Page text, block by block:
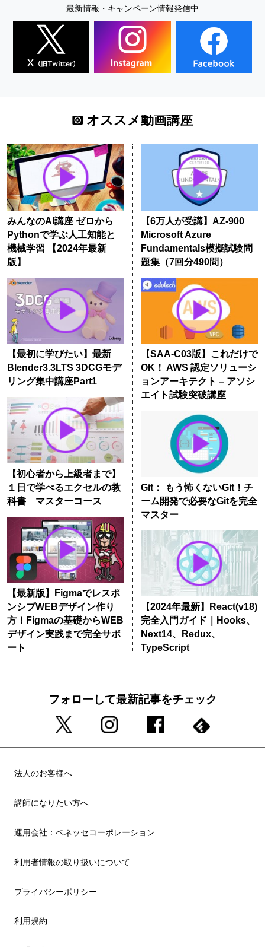
最新情報・キャンペーン情報発信中
オススメ動画講座
みんなのAI講座 ゼロから
Pythonで学ぶ人工知能と
機械学習 【2024年最新
版】
【最初に学びたい】最新
Blender3.3LTS 3DCGモデ
リング集中講座Part1
【初心者から上級者まで】
１日で学べるエクセルの教
科書 マスターコース
【最新版】Figmaでレスポ
ンシブWEBデザイン作り
方！Figmaの基礎からWEB
デザイン実践まで完全サポ
ート
【6万人が受講】AZ-900
Microsoft Azure
Fundamentals模擬試験問
題集（7回分490問）
【SAA-C03版】これだけで
OK！ AWS 認定ソリューシ
ョンアーキテクト – アソシ
エイト試験突破講座
Git： もう怖くないGit！チ
ーム開発で必要なGitを完全
マスター
【2024年最新】React(v18)
完全入門ガイド｜Hooks、
Next14、Redux、
TypeScript
フォローして最新記事をチェック
法人のお客様へ
講師になりたい方へ
運用会社：ベネッセコーポレーション
利用者情報の取り扱いについて
プライバシーポリシー
利用規約